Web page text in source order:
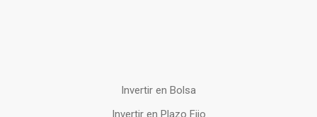
Invertir en Bolsa
Invertir en Plazo Fijo